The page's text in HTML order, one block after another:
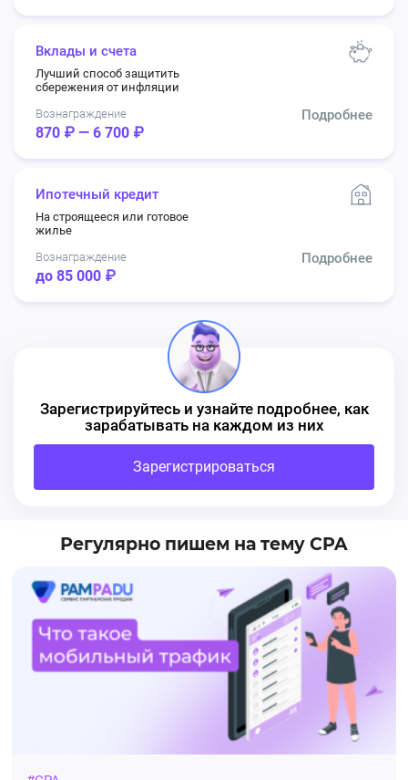
Вклады и счета
Лучший способ защитить
сбережения от инфляции
Вознаграждение
870 ₽ — 6 700 ₽
Подробнее
Ипотечный кредит
На строящееся или готовое
жилье
Вознаграждение
до 85 000 ₽
Подробнее
Зарегистрируйтесь и узнайте подробнее, как
зарабатывать на каждом из них
Зарегистрироваться
Регулярно пишем на тему CPA